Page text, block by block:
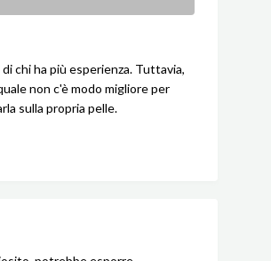
chi ha più esperienza. Tuttavia,
non c'è modo migliore per
sulla propria pelle.